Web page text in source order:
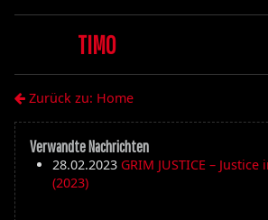
TIMO
Zurück zu: Home
Verwandte Nachrichten
28.02.2023 GRIM JUSTICE –
(2023)